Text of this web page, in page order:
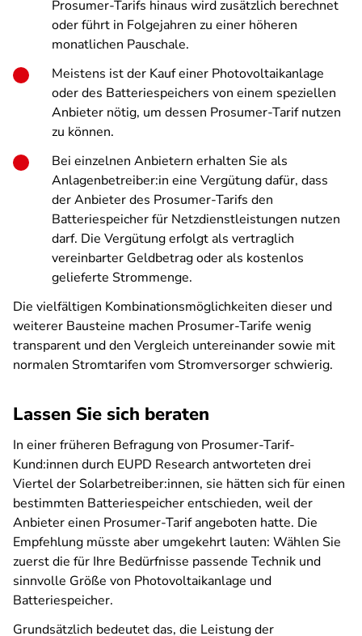
Prosumer-Tarifs hinaus wird zusätzlich berechnet
oder führt in Folgejahren zu einer höheren
monatlichen Pauschale.
Meistens ist der Kauf einer Photovoltaikanlage
oder des Batteriespeichers von einem speziellen
Anbieter nötig, um dessen Prosumer-Tarif nutzen
zu können.
Bei einzelnen Anbietern erhalten Sie als
Anlagenbetreiber:in eine Vergütung dafür, dass
der Anbieter des Prosumer-Tarifs den
Batteriespeicher für Netzdienstleistungen nutzen
darf. Die Vergütung erfolgt als vertraglich
vereinbarter Geldbetrag oder als kostenlos
gelieferte Strommenge.
Die vielfältigen Kombinationsmöglichkeiten dieser und
weiterer Bausteine machen Prosumer-Tarife wenig
transparent und den Vergleich untereinander sowie mit
normalen Stromtarifen vom Stromversorger schwierig.
Lassen Sie sich beraten
In einer früheren Befragung von Prosumer-Tarif-
Kund:innen durch EUPD Research antworteten drei
Viertel der Solarbetreiber:innen, sie hätten sich für einen
bestimmten Batteriespeicher entschieden, weil der
Anbieter einen Prosumer-Tarif angeboten hatte. Die
Empfehlung müsste aber umgekehrt lauten: Wählen Sie
zuerst die für Ihre Bedürfnisse passende Technik und
sinnvolle Größe von Photovoltaikanlage und
Batteriespeicher.
Grundsätzlich bedeutet das, die Leistung der